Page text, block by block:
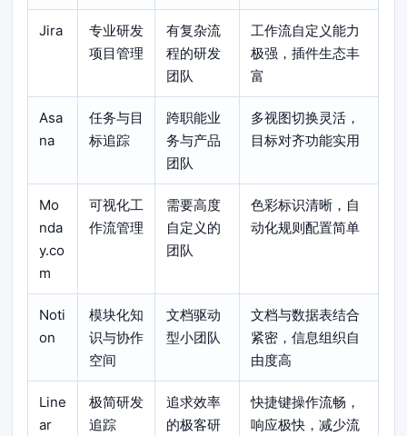
Jira
专业研发
项目管理
有复杂流
程的研发
团队
工作流自定义能力
极强，插件生态丰
富
Asa
na
任务与目
标追踪
跨职能业
务与产品
团队
多视图切换灵活，
目标对齐功能实用
Mo
nda
y.co
m
可视化工
作流管理
需要高度
自定义的
团队
色彩标识清晰，自
动化规则配置简单
Noti
on
模块化知
识与协作
空间
文档驱动
型小团队
文档与数据表结合
紧密，信息组织自
由度高
Line
ar
极简研发
追踪
追求效率
的极客研
快捷键操作流畅，
响应极快，减少流